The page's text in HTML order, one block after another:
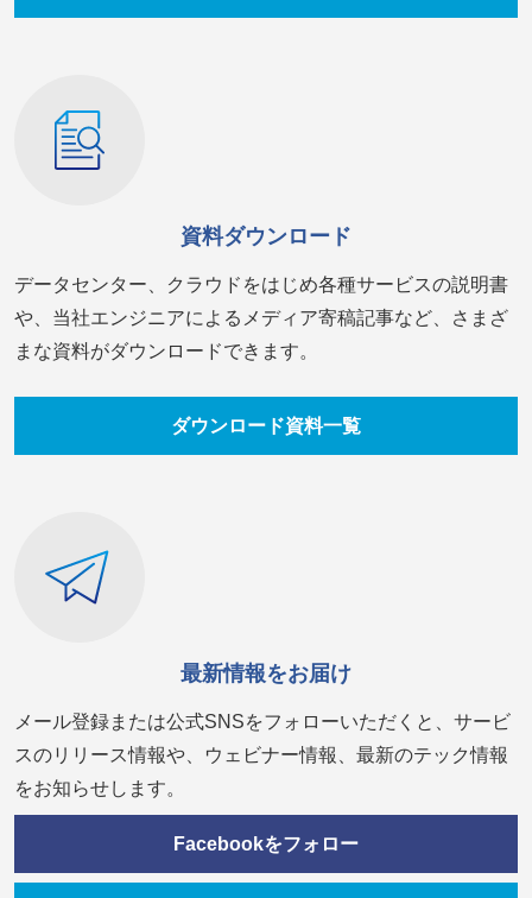
資料ダウンロード
データセンター、クラウドをはじめ各種サービスの説明書
や、当社エンジニアによるメディア寄稿記事など、さまざ
まな資料がダウンロードできます。
ダウンロード資料一覧
最新情報をお届け
メール登録または公式SNSをフォローいただくと、サービ
スのリリース情報や、ウェビナー情報、最新のテック情報
をお知らせします。
Facebookをフォロー